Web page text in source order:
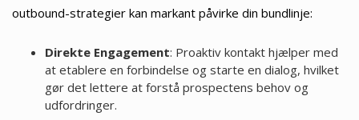
outbound-strategier kan markant påvirke din bundlinje:
Direkte Engagement: Proaktiv kontakt hjælper med
at etablere en forbindelse og starte en dialog, hvilket
gør det lettere at forstå prospectens behov og
udfordringer.